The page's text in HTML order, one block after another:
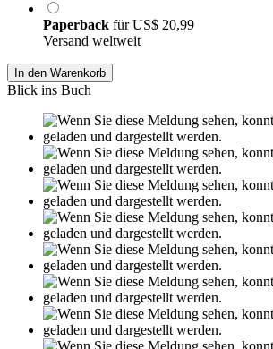
Paperback fürUS$ 20,99
Versand weltweit
In den Warenkorb
Blick ins Buch
Leseprobe aus 28 Seiten
Grin.com
Versand